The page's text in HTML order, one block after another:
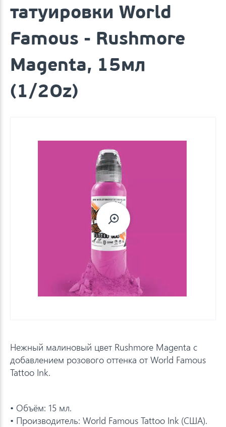
татуировки World
Famous - Rushmore
Magenta, 15мл
(1/2Oz)
Нежный малиновый цвет Rushmore Magenta с
добавлением розового оттенка от World Famous
Tattoo Ink.
• Объём: 15 мл.
• Производитель: World Famous Tattoo Ink (США).